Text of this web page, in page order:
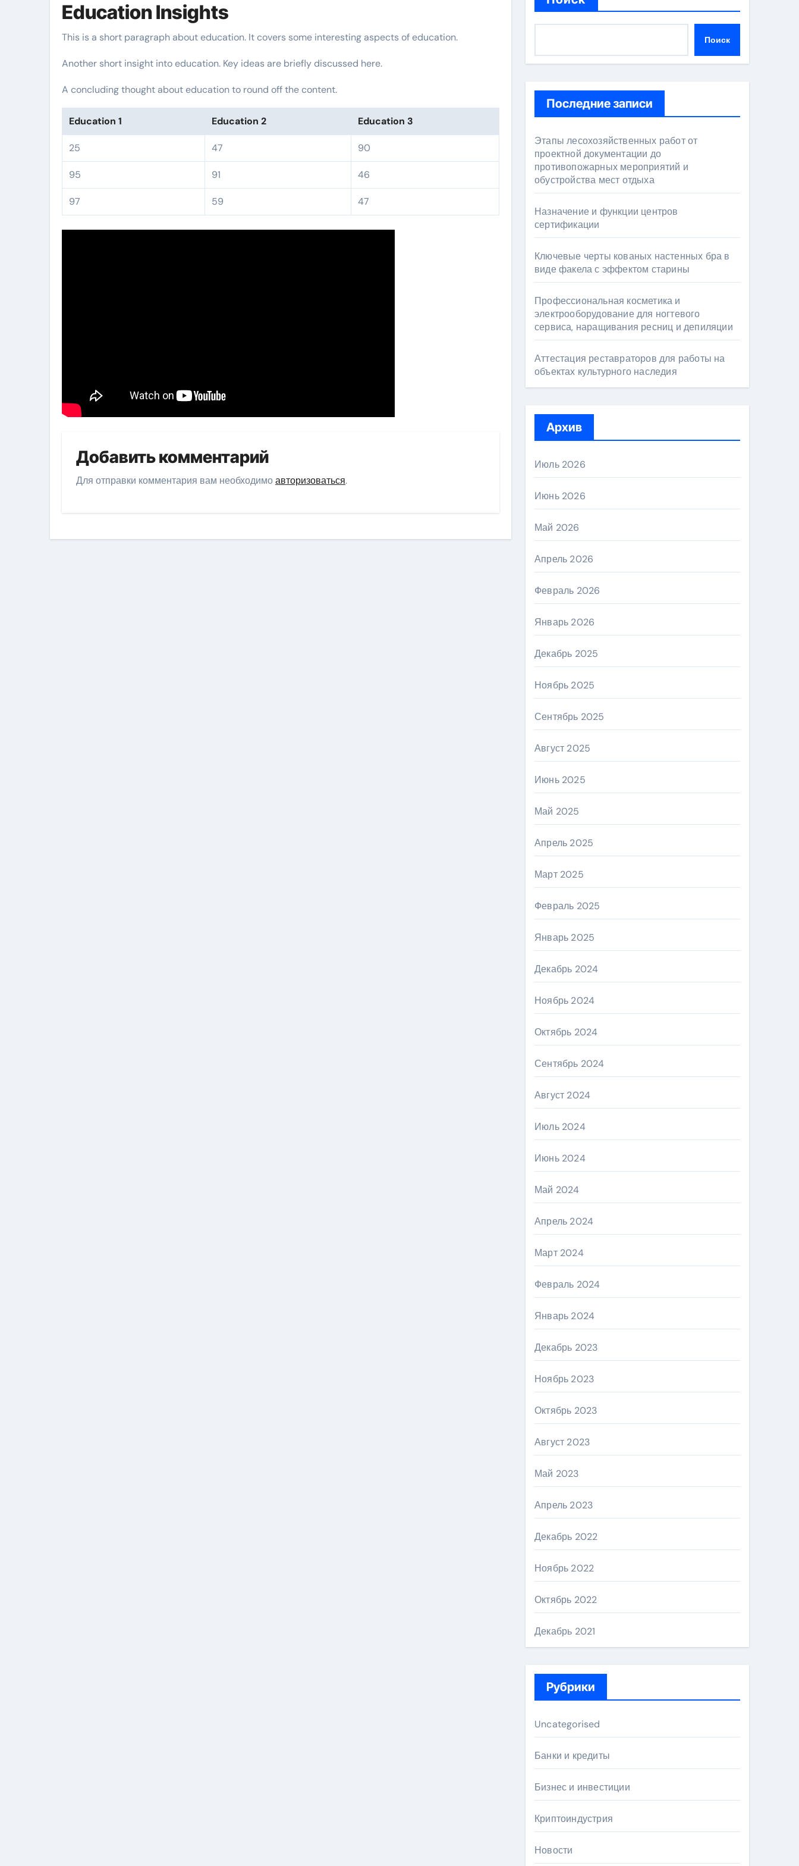
Education Insights
This is a short paragraph about education. It covers some interesting aspects of education.
Another short insight into education. Key ideas are briefly discussed here.
A concluding thought about education to round off the content.
Education 1 Education 2 Education 3
25 47 90
95 91 46
97 59 47
Добавить комментарий
Для отправки комментария вам необходимоавторизоваться.
Поиск
Последние записи
Этапы лесохозяйственных работ от
проектной документации до
противопожарных мероприятий и
обустройства мест отдыха
Назначение и функции центров
сертификации
Ключевые черты кованых настенных бра в
виде факела с эффектом старины
Профессиональная косметика и
электрооборудование для ногтевого
сервиса, наращивания ресниц и депиляции
Аттестация реставраторов для работы на
объектах культурного наследия
Архив
Июль 2026
Июнь 2026
Май 2026
Апрель 2026
Февраль 2026
Январь 2026
Декабрь 2025
Ноябрь 2025
Сентябрь 2025
Август 2025
Июнь 2025
Май 2025
Апрель 2025
Март 2025
Февраль 2025
Январь 2025
Декабрь 2024
Ноябрь 2024
Октябрь 2024
Сентябрь 2024
Август 2024
Июль 2024
Июнь 2024
Май 2024
Апрель 2024
Март 2024
Февраль 2024
Январь 2024
Декабрь 2023
Ноябрь 2023
Октябрь 2023
Август 2023
Май 2023
Апрель 2023
Декабрь 2022
Ноябрь 2022
Октябрь 2022
Декабрь 2021
Рубрики
Uncategorised
Банки и кредиты
Бизнес и инвестиции
Криптоиндустрия
Новости